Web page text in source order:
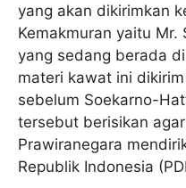
yang akan dikirimkan
Kemakmuran yaitu
yang sedang berada
materi kawat ini
sebelum Soekarno-
tersebut berisikan
Prawiranegara
Republik